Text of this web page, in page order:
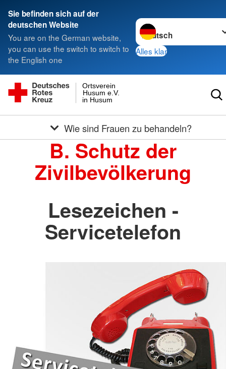
Sie befinden sich auf der
deutschen Website
You are on the German website,
you can use the switch to switch to
the English one
Sprache wechseln zu
Alles klar
in Husum
Husum e.V.
Ortsverein
Wie sind Frauen zu behandeln?
B. Schutz der
Zivilbevölkerung
Lesezeichen -
Servicetelefon